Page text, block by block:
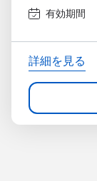
有効期間
詳細を見る